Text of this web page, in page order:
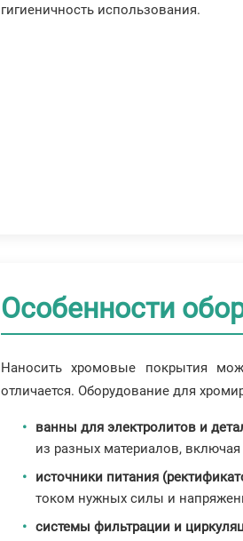
гигиеничность использования.
Особенности
Наносить хромовые покрытия
отличается. Оборудование для
ванны для электролитов и
из разных материалов,
источники питания
током нужных силы и
системы фильтрации и